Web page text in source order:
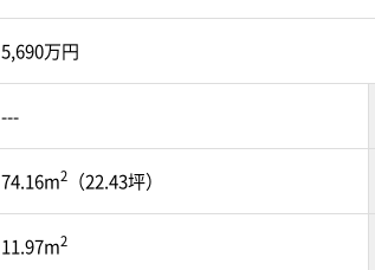
5,690万円
---
74.16m2 （22.43坪）
11.97m2